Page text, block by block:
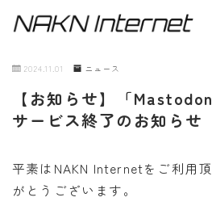
MENU
事業概要
2024.11.01 ニュース
【お知らせ】「
サービス終了のお知らせ
平素はNAKN Internetをご利用
がとうございます。